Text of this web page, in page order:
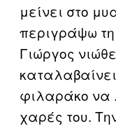
μείνει στο
περιγράψω
Γιώργος
φιλαράκο να
χαρές του.